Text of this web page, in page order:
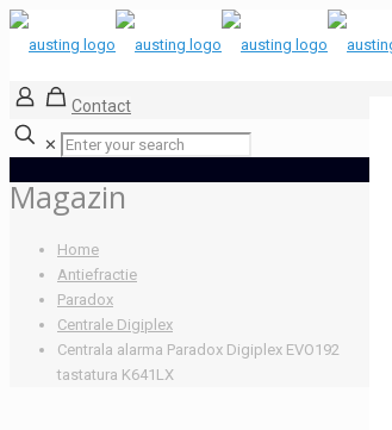
Contact
✕
Magazin
Home
Antiefractie
Paradox
Centrale Digiplex
Centrala alarma Paradox Digiplex EVO192
tastatura K641LX